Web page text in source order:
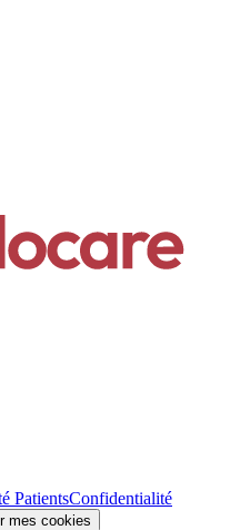
PatientsConfidentialité
mes cookies